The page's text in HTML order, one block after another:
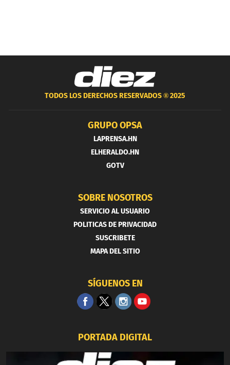
TODOS LOS DERECHOS RESERVADOS ®2025
GRUPO OPSA
LAPRENSA.HN
ELHERALDO.HN
GOTV
SOBRE NOSOTROS
SERVICIO AL USUARIO
POLITICAS DE PRIVACIDAD
SUSCRIBETE
MAPA DEL SITIO
SÍGUENOS EN
PORTADA DIGITAL